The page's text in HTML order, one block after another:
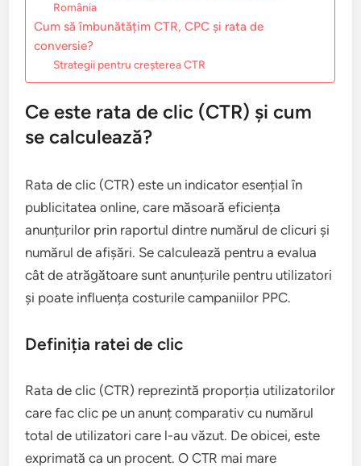
România
Cum să îmbunătățim CTR, CPC și rata de
conversie?
Strategii pentru creșterea CTR
Ce este rata de clic (CTR) și cum
se calculează?
Rata de clic (CTR) este un indicator esențial în
publicitatea online, care măsoară eficiența
anunțurilor prin raportul dintre numărul de clicuri și
numărul de afișări. Se calculează pentru a evalua
cât de atrăgătoare sunt anunțurile pentru utilizatori
și poate influența costurile campaniilor PPC.
Definiția ratei de clic
Rata de clic (CTR) reprezintă proporția utilizatorilor
care fac clic pe un anunț comparativ cu numărul
total de utilizatori care l-au văzut. De obicei, este
exprimată ca un procent. O CTR mai mare